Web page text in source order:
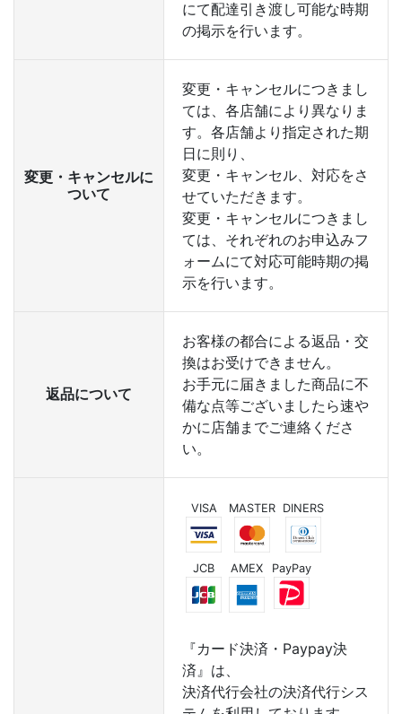
にて配達引き渡し可能な時期
の掲示を行います。
変更・キャンセルに
ついて
変更・キャンセルにつきまし
ては、各店舗により異なりま
す。各店舗より指定された期
日に則り、
変更・キャンセル、対応をさ
せていただきます。
変更・キャンセルにつきまし
ては、それぞれのお申込みフ
ォームにて対応可能時期の掲
示を行います。
返品について
お客様の都合による返品・交
換はお受けできません。
お手元に届きました商品に不
備な点等ございましたら速や
かに店舗までご連絡くださ
い。
VISA MASTER DINERS
JCB AMEX PayPay
『カード決済・Paypay決
済』は、
決済代行会社の決済代行シス